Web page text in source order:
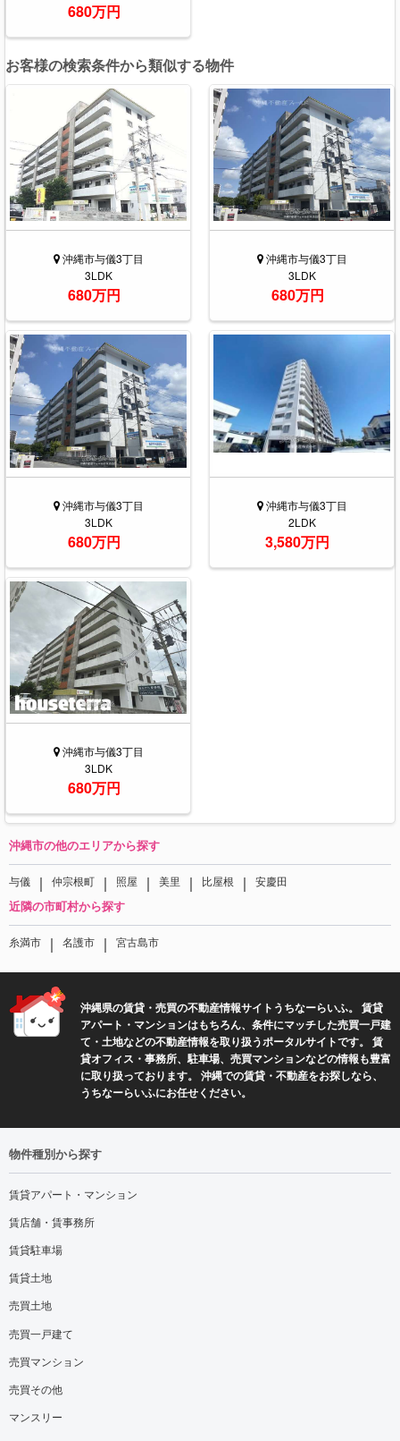
680万円
お客様の検索条件から類似する物件
沖縄市与儀3丁目
3LDK
680万円
沖縄市与儀3丁目
3LDK
680万円
沖縄市与儀3丁目
3LDK
680万円
沖縄市与儀3丁目
2LDK
3,580万円
沖縄市与儀3丁目
3LDK
680万円
沖縄市の他のエリアから探す
与儀 ｜ 仲宗根町 ｜ 照屋 ｜ 美里 ｜ 比屋根 ｜ 安慶田
近隣の市町村から探す
糸満市 ｜ 名護市 ｜ 宮古島市
沖縄県の賃貸・売買の不動産情報サイトうちなーらいふ。 賃貸
アパート・マンションはもちろん、条件にマッチした売買一戸建
て・土地などの不動産情報を取り扱うポータルサイトです。 賃
貸オフィス・事務所、駐車場、売買マンションなどの情報も豊富
に取り扱っております。 沖縄での賃貸・不動産をお探しなら、
うちなーらいふにお任せください。
物件種別から探す
賃貸アパート・マンション
賃店舗・賃事務所
賃貸駐車場
賃貸土地
売買土地
売買一戸建て
売買マンション
売買その他
マンスリー